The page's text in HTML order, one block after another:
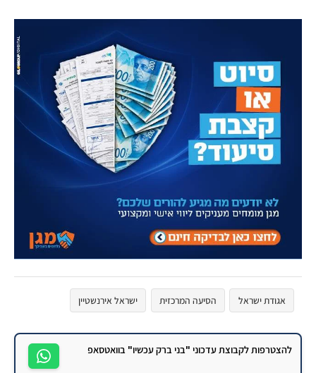
אגודת ישראל הסיעה המרכזית ישראל אירנשטיין
להצטרפות לקבוצת עדכוני "בני ברק עכשיו" בוואטסאפ